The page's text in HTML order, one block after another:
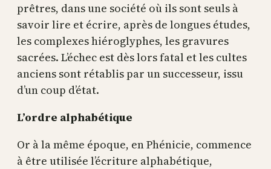
prêtres, dans une société où ils sont seuls à
savoir lire et écrire, après de longues études,
les complexes hiéroglyphes, les gravures
sacrées. L’échec est dès lors fatal et les cultes
anciens sont rétablis par un successeur, issu
d’un coup d’état.
L’ordre alphabétique
Or à la même époque, en Phénicie, commence
à être utilisée l’écriture alphabétique,